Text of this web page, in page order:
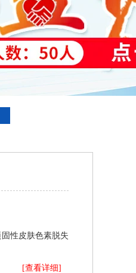
性皮肤色素脱失
[查看详细]